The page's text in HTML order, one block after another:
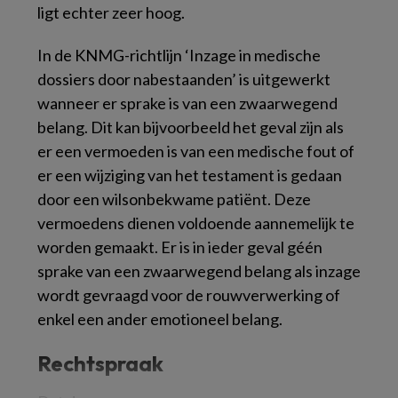
ligt echter zeer hoog.
In de KNMG-richtlijn ‘Inzage in medische
dossiers door nabestaanden’ is uitgewerkt
wanneer er sprake is van een zwaarwegend
belang. Dit kan bijvoorbeeld het geval zijn als
er een vermoeden is van een medische fout of
er een wijziging van het testament is gedaan
door een wilsonbekwame patiënt. Deze
vermoedens dienen voldoende aannemelijk te
worden gemaakt. Er is in ieder geval géén
sprake van een zwaarwegend belang als inzage
wordt gevraagd voor de rouwverwerking of
enkel een ander emotioneel belang.
Rechtspraak